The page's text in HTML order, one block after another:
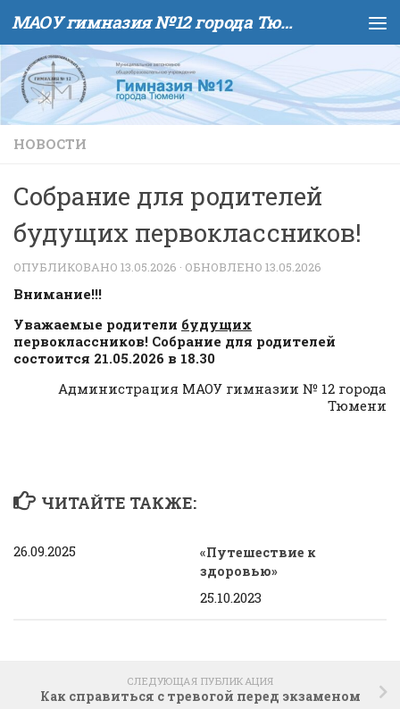
Skip to content МАОУ гимназия №12 города Тюмени
НОВОСТИ
Собрание для родителей
будущих первоклассников!
ОПУБЛИКОВАНО 13.05.2026 · ОБНОВЛЕНО 13.05.2026
Внимание!!!
Уважаемые родители будущих
первоклассников! Собрание для родителей
состоится 21.05.2026 в 18.30
Администрация МАОУ гимназии № 12 города
Тюмени
ЧИТАЙТЕ ТАКЖЕ:
26.09.2025
«Путешествие к
здоровью»
25.10.2023
СЛЕДУЮЩАЯ ПУБЛИКАЦИЯ
Как справиться с тревогой перед экзаменом